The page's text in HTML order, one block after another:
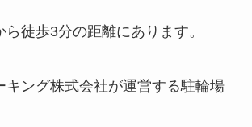
徒歩3分の距離にあります。
キング株式会社が運営する駐輪場